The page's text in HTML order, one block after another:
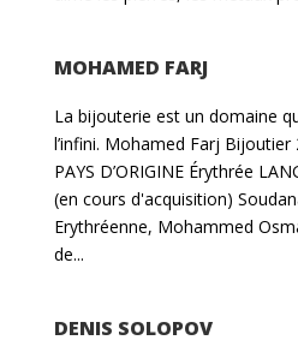
MOHAMED FARJ
La bijouterie est un domaine
l’infini. Mohamed Farj Bijoutier
PAYS D’ORIGINE Érythrée
(en cours d'acquisition)
Erythréenne, Mohammed
de...
DENIS SOLOPOV